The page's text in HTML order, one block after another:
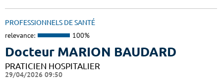
PROFESSIONNELS DE SANTÉ
relevance: 100%
Docteur MARION BAUDARD
PRATICIEN HOSPITALIER
29/04/2026 09:50